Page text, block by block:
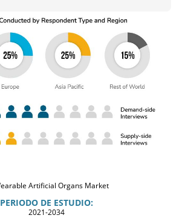
PERIODO DE ESTUDIO:
2021-2034